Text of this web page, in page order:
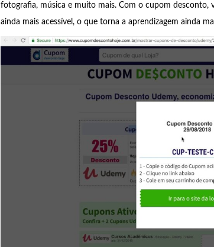
fotografia, música e muito mais. Com o cupom desconto,
ainda mais acessível, o que torna a aprendizagem ainda